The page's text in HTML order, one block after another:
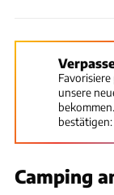
unsere
bestätigen:
Camping